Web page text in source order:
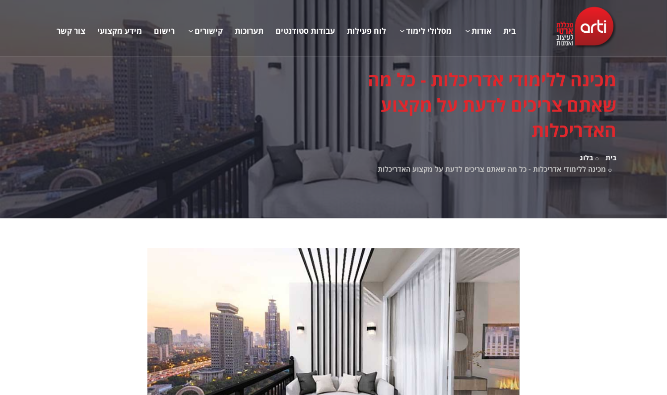
בית אודות מסלולי לימוד לוח פעילות עבודות סטודנטים תערוכות קישורים רישום מידע מקצועי צור קשר
מכינה ללימודי אדריכלות - כל מה
שאתם צריכים לדעת על מקצוע
האדריכלות
בית
בלוג
מכינה ללימודי אדריכלות - כל מה שאתם צריכים לדעת על מקצוע האדריכלות